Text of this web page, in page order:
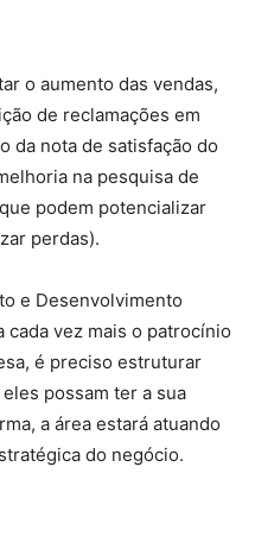
o aumento das vendas,
de reclamações em
da nota de satisfação do
na pesquisa de
podem potencializar
perdas).
e Desenvolvimento
vez mais o patrocínio
é preciso estruturar
possam ter a sua
a área estará atuando
do negócio.